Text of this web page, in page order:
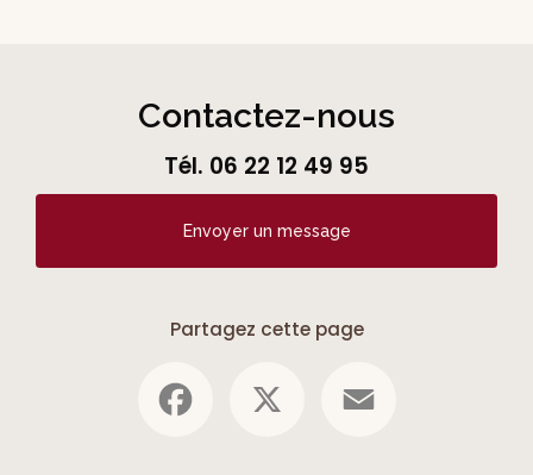
Contactez-nous
Tél. 06 22 12 49 95
Envoyer un message
Partagez cette page